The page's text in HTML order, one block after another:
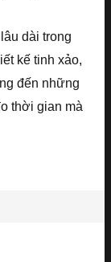
dài trong
kế tinh xảo,
đến những
thời gian mà